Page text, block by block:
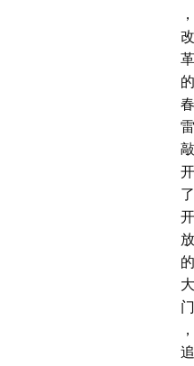
，
改
革
的
春
雷
敲
开
了
开
放
的
大
门
，
追